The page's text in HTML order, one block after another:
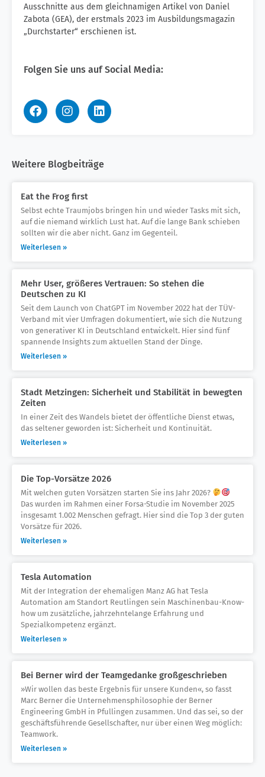
Ausschnitte aus dem gleichnamigen Artikel von Daniel
Zabota (GEA), der erstmals 2023 im Ausbildungsmagazin
„Durchstarter“ erschienen ist.
Folgen Sie uns auf Social Media:
Weitere Blogbeiträge
Eat the Frog first
Selbst echte Traumjobs bringen hin und wieder Tasks mit sich,
auf die niemand wirklich Lust hat. Auf die lange Bank schieben
sollten wir die aber nicht. Ganz im Gegenteil.
Weiterlesen »
Mehr User, größeres Vertrauen: So stehen die
Deutschen zu KI
Seit dem Launch von ChatGPT im November 2022 hat der TÜV-
Verband mit vier Umfragen dokumentiert, wie sich die Nutzung
von generativer KI in Deutschland entwickelt. Hier sind fünf
spannende Insights zum aktuellen Stand der Dinge.
Weiterlesen »
Stadt Metzingen: Sicherheit und Stabilität in bewegten
Zeiten
In einer Zeit des Wandels bietet der öffentliche Dienst etwas,
das seltener geworden ist: Sicherheit und Kontinuität.
Weiterlesen »
Die Top-Vorsätze 2026
Mit welchen guten Vorsätzen starten Sie ins Jahr 2026?
Das wurden im Rahmen einer Forsa-Studie im November 2025
insgesamt 1.002 Menschen gefragt. Hier sind die Top 3 der guten
Vorsätze für 2026.
Weiterlesen »
Tesla Automation
Mit der Integration der ehemaligen Manz AG hat Tesla
Automation am Standort Reutlingen sein Maschinenbau-Know-
how um zusätzliche, jahrzehntelange Erfahrung und
Spezialkompetenz ergänzt.
Weiterlesen »
Bei Berner wird der Teamgedanke großgeschrieben
»Wir wollen das beste Ergebnis für unsere Kunden«, so fasst
Marc Berner die Unternehmensphilosophie der Berner
Engineering GmbH in Pfullingen zusammen. Und das sei, so der
geschäftsführende Gesellschafter, nur über einen Weg möglich:
Teamwork.
Weiterlesen »